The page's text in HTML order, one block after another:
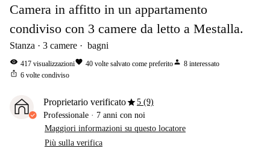
Camera in affitto in un appartamento
condiviso con 3 camere da letto a Mestalla.
Stanza 3 camere bagni
visibility 417 visualizzazionifavorite 40 volte salvato come preferitoperson 8 interessato
ios_share 6 volte condiviso
Proprietario verificatostar5 (9)
Professionale · 7 anni con noi
Maggiori informazioni su questo locatore
Più sulla verifica